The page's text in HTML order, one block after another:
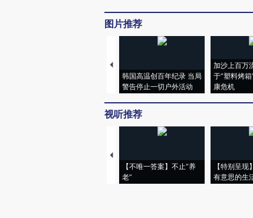
图片推荐
韩国高温创百年纪录 当局
警告停止一切户外活动
加沙上百万
于“塑料烤
康危机
视听推荐
【不唯一答案】不止“养
老”
【特别呈
有意思的生